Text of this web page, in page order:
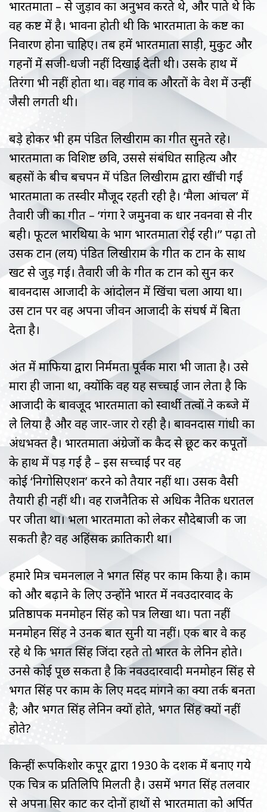
भारतमाता – से जुड़ाव का अनुभव करते थे, और पाते थे कि
वह कष्ट में है। भावना होती थी कि भारतमाता के कष्ट का
निवारण होना चाहिए। तब हमें भारतमाता साड़ी, मुकुट और
गहनों में सजी-धजी नहीं दिखाई देती थी। उसके हाथ में
तिरंगा भी नहीं होता था। वह गांव की औरतों के वेश में उन्हीं
जैसी लगती थी।
बड़े होकर भी हम पंडित लिखीराम का गीत सुनते रहे।
भारतमाता की विशिष्ट छवि, उससे संबंधित साहित्य और
बहसों के बीच बचपन में पंडित लिखीराम द्वारा खींची गई
भारतमाता की तस्वीर मौजूद रहती रही है। ‘मैला आंचल’ में
तैवारी जी का गीत – ‘गंगा रे जमुनवा की धार नवनवा से नीर
बही। फूटल भारथिया के भाग भारतमाता रोई रही।’’ पढ़ा तो
उसकी टान (लय) पंडित लिखीराम के गीत की टान के साथ
खट से जुड़ गई। तैवारी जी के गीत की टान को सुन कर
बावनदास आजादी के आंदोलन में खिंचा चला आया था।
उस टान पर वह अपना जीवन आजादी के संघर्ष में बिता
देता है।
अंत में माफिया द्वारा निर्ममता पूर्वक मारा भी जाता है। उसे
मारा ही जाना था, क्योंकि वह यह सच्चाई जान लेता है कि
आजादी के बावजूद भारतमाता को स्वार्थी तत्वों ने कब्जे में
ले लिया है और वह जार-जार रो रही है। बावनदास गांधी का
अंधभक्त है। भारतमाता अंग्रेजों की कैद से छूट कर कपूतों
के हाथ में पड़ गई है – इस सच्चाई पर वह
कोई ‘निगोसिएशन’ करने को तैयार नहीं था। उसकी वैसी
तैयारी ही नहीं थी। वह राजनैतिक से अधिक नैतिक धरातल
पर जीता था। भला भारतमाता को लेकर सौदेबाजी की जा
सकती है? वह अहिंसक क्रातिकारी था।
हमारे मित्र चमनलाल ने भगत सिंह पर काम किया है। काम
को और बढ़ाने के लिए उन्होंने भारत में नवउदारवाद के
प्रतिष्ठापक मनमोहन सिंह को पत्र लिखा था। पता नहीं
मनमोहन सिंह ने उनकी बात सुनी या नहीं। एक बार वे कह
रहे थे कि भगत सिंह जिंदा रहते तो भारत के लेनिन होते।
उनसे कोई पूछ सकता है कि नवउदारवादी मनमोहन सिंह से
भगत सिंह पर काम के लिए मदद मांगने का क्या तर्क बनता
है; और भगत सिंह लेनिन क्यों होते, भगत सिंह क्यों नहीं
होते?
किन्हीं रूपकिशोर कपूर द्वारा 1930 के दशक में बनाए गये
एक चित्र की प्रतिलिपि मिलती है। उसमें भगत सिंह तलवार
से अपना सिर काट कर दोनों हाथों से भारतमाता को अर्पित